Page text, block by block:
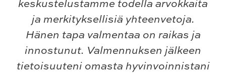
keskustelustamme todella arvokkaita
ja merkityksellisiä yhteenvetoja.
Hänen tapa valmentaa on raikas ja
innostunut. Valmennuksen jälkeen
tietoisuuteni omasta hyvinvoinnistani